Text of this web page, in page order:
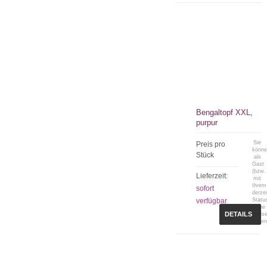
Bengaltopf XXL,
purpur
Preis pro
Stück
Lieferzeit:
sofort
verfügbar
Sie
als
Gast
(bzw.
mit
Ihrem
keine
DETAILS